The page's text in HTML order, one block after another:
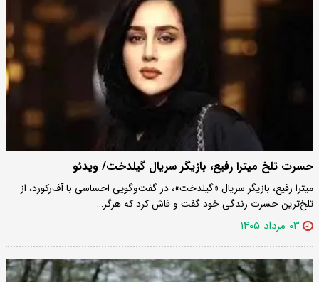
حسرت تلخ میترا رفیع، بازیگر سریال گیلدخت/ ویدئو
میترا رفیع، بازیگر سریال «گیلدخت»، در گفت‌وگویی احساسی با آف‌رکورد، از
تلخ‌ترین حسرت زندگی خود گفت و فاش کرد که هرگز…
۰۳ مرداد ۱۴۰۵